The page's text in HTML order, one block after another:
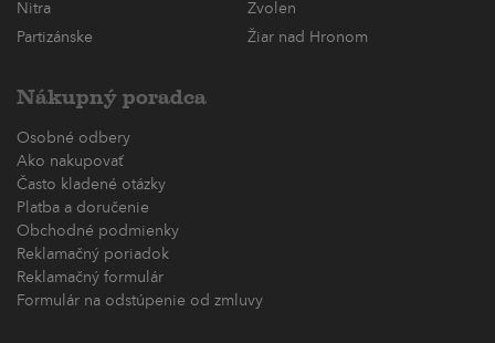
Nitra
Zvolen
Partizánske
Žiar nad Hronom
Nákupný poradca
Osobné odbery
Ako nakupovať
Často kladené otázky
Platba a doručenie
Obchodné podmienky
Reklamačný poriadok
Reklamačný formulár
Formulár na odstúpenie od zmluvy